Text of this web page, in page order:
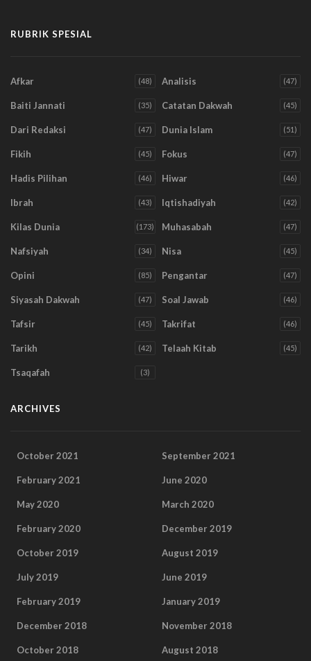
RUBRIK SPESIAL
Afkar (48) Analisis (47)
Baiti Jannati (35) Catatan Dakwah (45)
Dari Redaksi (47) Dunia Islam (51)
Fikih (45) Fokus (47)
Hadis Pilihan (46) Hiwar (46)
Ibrah (43) Iqtishadiyah (42)
Kilas Dunia (173) Muhasabah (47)
Nafsiyah (34) Nisa (45)
Opini (85) Pengantar (47)
Siyasah Dakwah (47) Soal Jawab (46)
Tafsir (45) Takrifat (46)
Tarikh (42) Telaah Kitab (45)
Tsaqafah (3)
ARCHIVES
October 2021 September 2021
February 2021 June 2020
May 2020 March 2020
February 2020 December 2019
October 2019 August 2019
July 2019 June 2019
February 2019 January 2019
December 2018 November 2018
October 2018 August 2018